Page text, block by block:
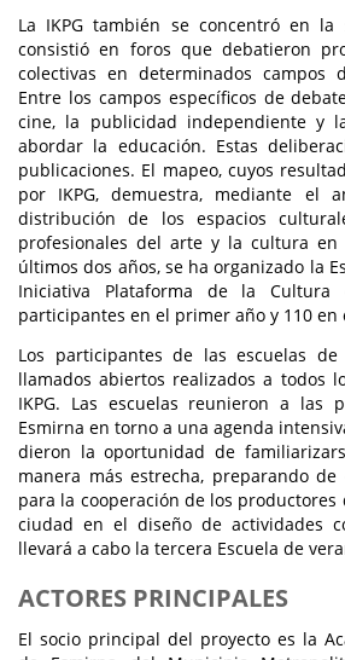
La IKPG también se concentró en la
consistió en foros que debatieron
colectivas en determinados
Entre los campos específicos de
cine, la publicidad independiente y
abordar la educación. Estas
publicaciones. El mapeo, cuyos
por IKPG, demuestra, mediante el
distribución de los espacios
profesionales del arte y la cultura en
últimos dos años, se ha organizado la
Iniciativa Plataforma de la
participantes en el primer año y 110 en
Los participantes de las escuelas
llamados abiertos realizados a todos
IKPG. Las escuelas reunieron a las
Esmirna en torno a una agenda
dieron la oportunidad de
manera más estrecha, preparando
para la cooperación de los
ciudad en el diseño de actividades
llevará a cabo la tercera Escuela de
ACTORES PRINCIPALES
El socio principal del proyecto es la